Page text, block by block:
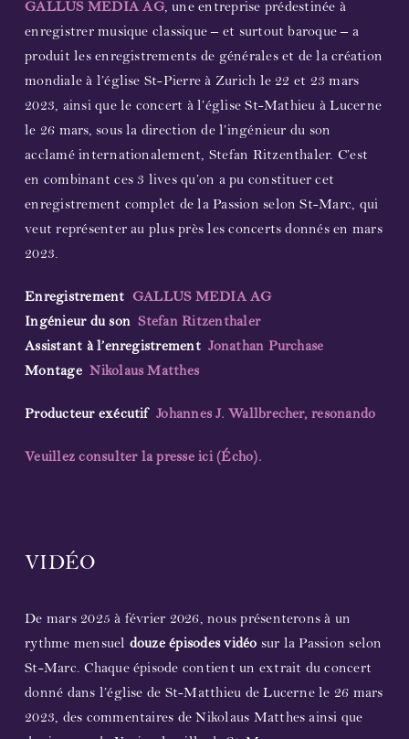
GALLUS MEDIA AG, une entreprise prédestinée à
enregistrer musique classique – et surtout baroque – a
produit les enregistrements de générales et de la création
mondiale à l’église St-Pierre à Zurich le 22 et 23 mars
2023, ainsi que le concert à l’église St-Mathieu à Lucerne
le 26 mars, sous la direction de l’ingénieur du son
acclamé internationalement, Stefan Ritzenthaler. C’est
en combinant ces 3 lives qu’on a pu constituer cet
enregistrement complet de la Passion selon St-Marc, qui
veut représenter au plus près les concerts donnés en mars
2023.
Enregistrement GALLUS MEDIA AG
Ingénieur du son Stefan Ritzenthaler
Assistant à l’enregistrement Jonathan Purchase
MontageNikolaus Matthes
Producteur exécutif Johannes J. Wallbrecher, resonando
Veuillez consulter la presse ici (Écho).
VIDÉO
De mars 2025 à février 2026, nous présenterons à un
rythme mensuel douze épisodes vidéo sur la Passion selon
St-Marc. Chaque épisode contient un extrait du concert
donné dans l’église de St-Matthieu de Lucerne le 26 mars
2023, des commentaires de Nikolaus Matthes ainsi que